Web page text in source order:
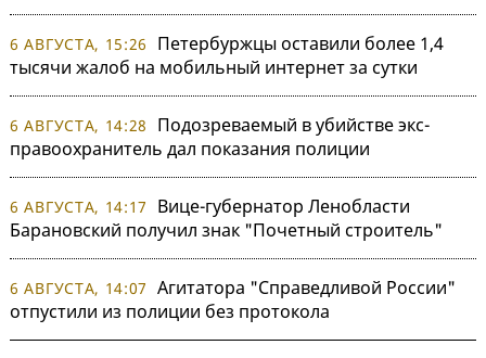
6 АВГУСТА, 15:26
Петербуржцы оставили более 1,4
тысячи жалоб на мобильный интернет за сутки
6 АВГУСТА, 14:28
Подозреваемый в убийстве экс-
правоохранитель дал показания полиции
6 АВГУСТА, 14:17
Вице-губернатор Ленобласти
Барановский получил знак "Почетный строитель"
6 АВГУСТА, 14:07 Агитатора "Справедливой России"
отпустили из полиции без протокола